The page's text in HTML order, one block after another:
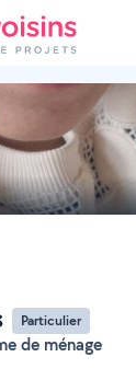
Particulier
de ménage